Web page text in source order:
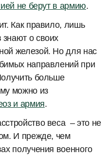
не берут в армию.
Как правило, лишь
о своих
железой. Но для нас
направлений при
больше
можно из
и армия.
веса – это не
И прежде, чем
получения военного